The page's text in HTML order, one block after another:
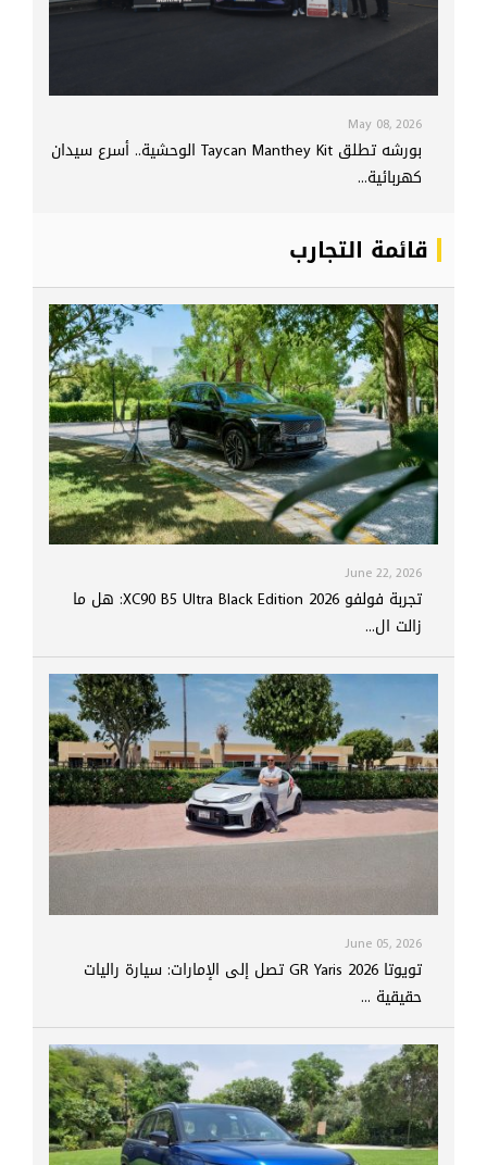
May 08, 2026
بورشه تطلق Taycan Manthey Kit الوحشية.. أسرع سيدان
كهربائية...
قائمة التجارب
June 22, 2026
تجربة فولفو XC90 B5 Ultra Black Edition 2026: هل ما
زالت ال...
June 05, 2026
تويوتا GR Yaris 2026 تصل إلى الإمارات: سيارة راليات
حقيقية ...